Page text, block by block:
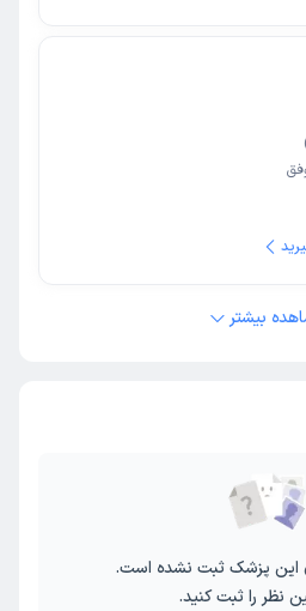
بیشتر
این پزشک ثبت نشده است.
نظر را ثبت کنید.